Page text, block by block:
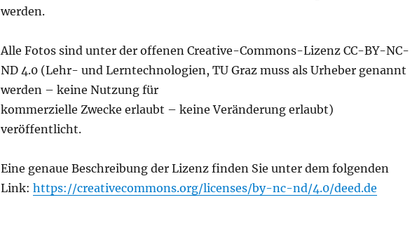
werden.
Alle Fotos sind unter der offenen Creative-Commons-Lizenz CC-BY-NC-
ND 4.0 (Lehr- und Lerntechnologien, TU Graz muss als Urheber genannt
werden – keine Nutzung für
kommerzielle Zwecke erlaubt – keine Veränderung erlaubt)
veröffentlicht.
Eine genaue Beschreibung der Lizenz finden Sie unter dem folgenden
Link: https://creativecommons.org/licenses/by-nc-nd/4.0/deed.de